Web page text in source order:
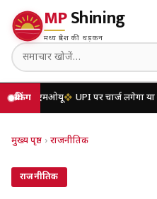
MPShining
मध्य प्रदेश की धड़कन
ब्रेकिंग
एमओयू UPI पर चार्ज लगेगा या नहीं?
मुख्य पृष्ठ › राजनीतिक
राजनीतिक